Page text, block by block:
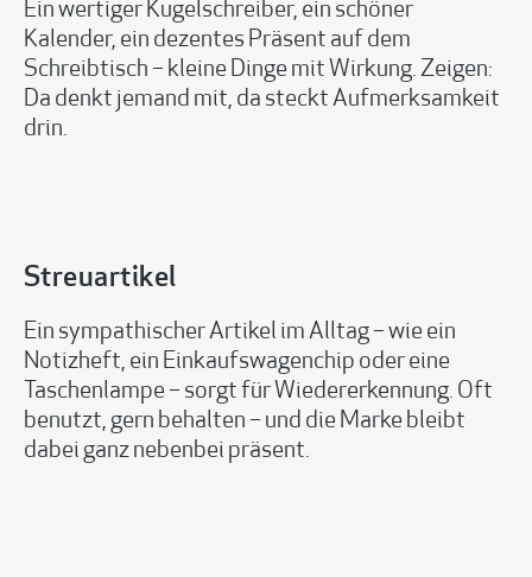
Ein wertiger Kugelschreiber, ein schöner
Kalender, ein dezentes Präsent auf dem
Schreibtisch – kleine Dinge mit Wirkung. Zeigen:
Da denkt jemand mit, da steckt Aufmerksamkeit
drin.
Streuartikel
Ein sympathischer Artikel im Alltag – wie ein
Notizheft, ein Einkaufswagenchip oder eine
Taschenlampe – sorgt für Wiedererkennung. Oft
benutzt, gern behalten – und die Marke bleibt
dabei ganz nebenbei präsent.